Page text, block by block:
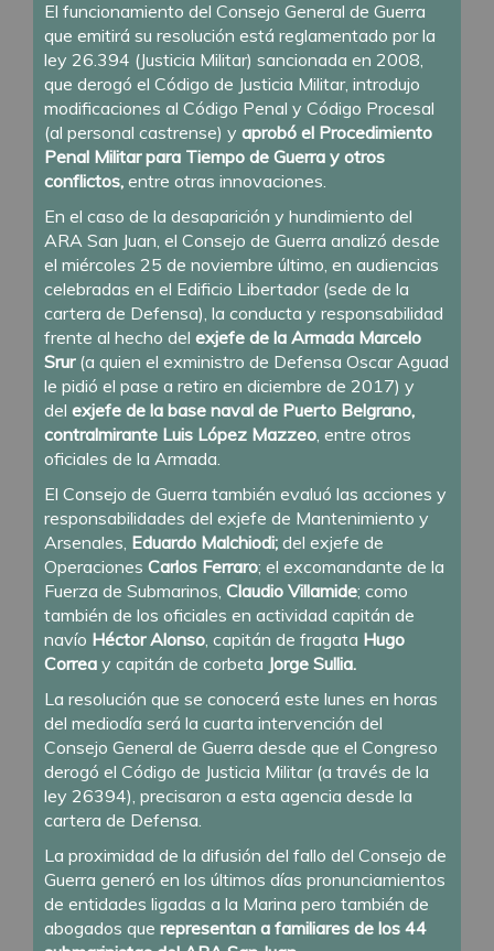
El funcionamiento del Consejo General de Guerra
que emitirá su resolución está reglamentado por la
ley 26.394 (Justicia Militar) sancionada en 2008,
que derogó el Código de Justicia Militar, introdujo
modificaciones al Código Penal y Código Procesal
(al personal castrense) y aprobó el Procedimiento
Penal Militar para Tiempo de Guerra y otros
conflictos, entre otras innovaciones.
En el caso de la desaparición y hundimiento del
ARA San Juan, el Consejo de Guerra analizó desde
el miércoles 25 de noviembre último, en audiencias
celebradas en el Edificio Libertador (sede de la
cartera de Defensa), la conducta y responsabilidad
frente al hecho del exjefe de la Armada Marcelo
Srur(a quien el exministro de Defensa Oscar Aguad
le pidió el pase a retiro en diciembre de 2017) y
del exjefe de la base naval de Puerto Belgrano,
contralmirante Luis López Mazzeo, entre otros
oficiales de la Armada.
El Consejo de Guerra también evaluó las acciones y
responsabilidades del exjefe de Mantenimiento y
Arsenales, Eduardo Malchiodi; del exjefe de
Operaciones Carlos Ferraro; el excomandante de la
Fuerza de Submarinos, Claudio Villamide; como
también de los oficiales en actividad capitán de
navío Héctor Alonso, capitán de fragata Hugo
Correa y capitán de corbeta Jorge Sullia.
La resolución que se conocerá este lunes en horas
del mediodía será la cuarta intervención del
Consejo General de Guerra desde que el Congreso
derogó el Código de Justicia Militar (a través de la
ley 26394), precisaron a esta agencia desde la
cartera de Defensa.
La proximidad de la difusión del fallo del Consejo de
Guerra generó en los últimos días pronunciamientos
de entidades ligadas a la Marina pero también de
abogados que representan a familiares de los 44